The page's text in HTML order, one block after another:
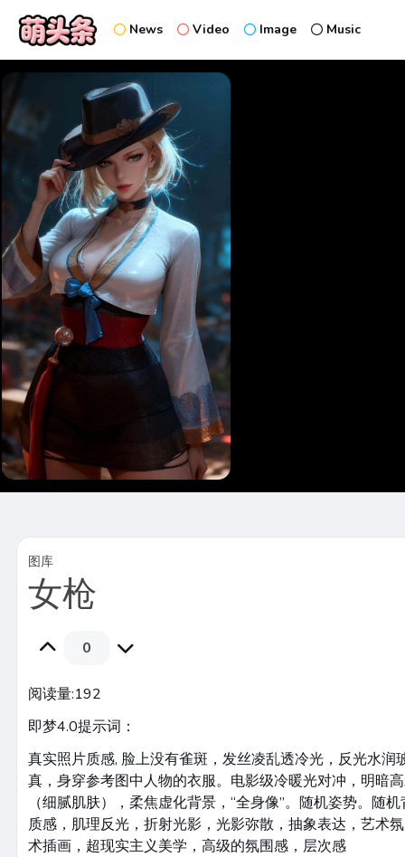
News Video Image Music
图库
女枪
0
阅读量:192
即梦4.0提示词：
真实照片质感, 脸上没有雀斑，发丝凌乱透冷光，反光水润
真，身穿参考图中人物的衣服。电影级冷暖光对冲，明暗
（细腻肌肤），柔焦虚化背景，“全身像”。随机姿势。随
质感，肌理反光，折射光影，光影弥散，抽象表达，艺术
术插画，超现实主义美学，高级的氛围感，层次感